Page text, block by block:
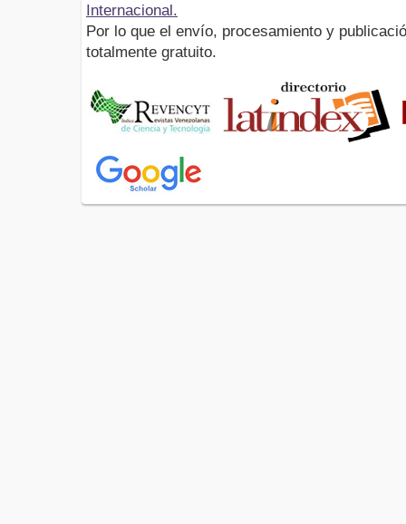
Internacional.
Por lo que el envío, procesamiento y
totalmente gratuito.